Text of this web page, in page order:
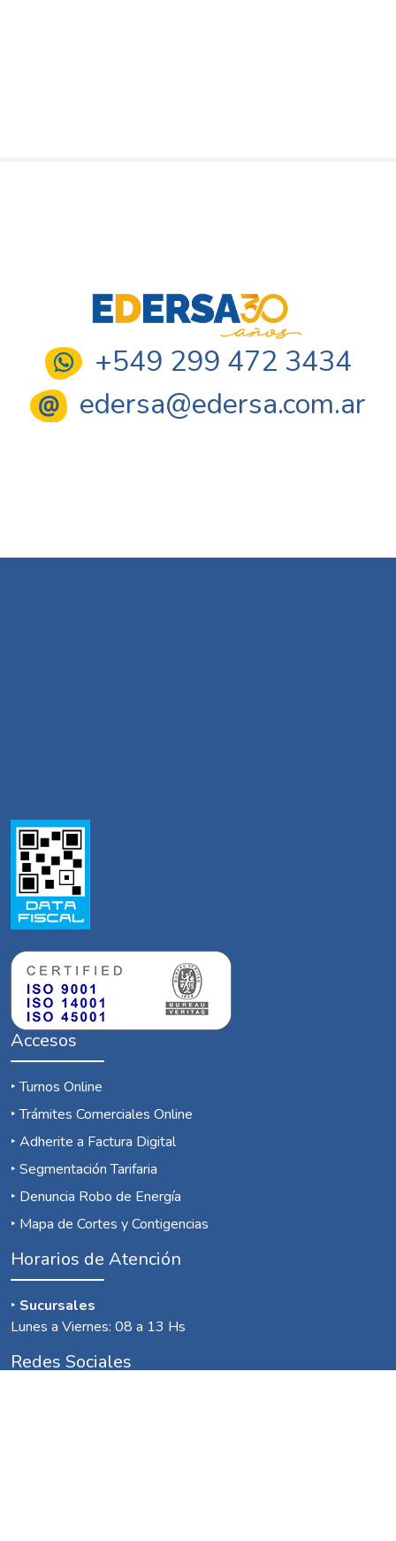
+549 299 472 3434
edersa@edersa.com.ar
Accesos
‣Turnos Online
‣Trámites Comerciales Online
‣ Adherite a Factura Digital
‣ Segmentación Tarifaria
‣ Denuncia Robo de Energía
‣ Mapa de Cortes y Contigencias
Horarios de Atención
‣ Sucursales
Lunes a Viernes: 08 a 13 Hs
Redes Sociales